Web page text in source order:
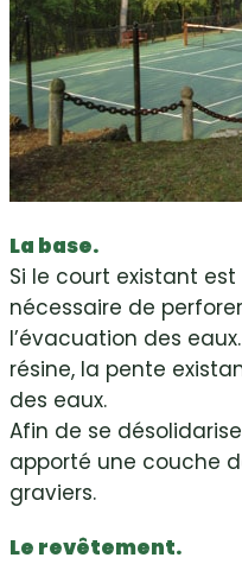
La base.
Si le court existant
nécessaire de
l’évacuation des
résine, la pente
des eaux.
Afin de se
apporté une couche
graviers.
Le revêtement.